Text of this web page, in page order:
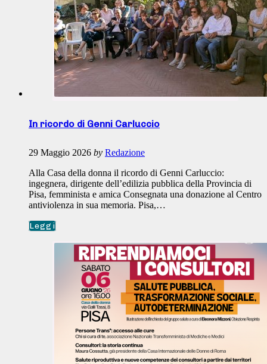
In ricordo di Genni Carluccio
29 Maggio 2026 by Redazione
Alla Casa della donna il ricordo di Genni Carluccio:
ingegnera, dirigente dell’edilizia pubblica della Provincia di
Pisa, femminista e amica Consegnata una donazione al Centro
antiviolenza in sua memoria. Pisa,…
Leggi